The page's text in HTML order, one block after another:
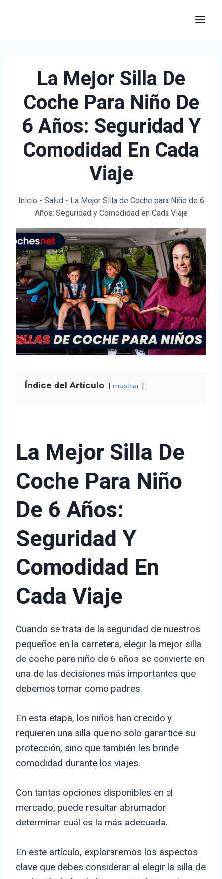
La Mejor Silla De
Coche Para Niño De
6 Años: Seguridad Y
Comodidad En Cada
Viaje
Inicio - Salud - La Mejor Silla de Coche para Niño de 6
Años: Seguridad y Comodidad en Cada Viaje
Índice del Artículo mostrar
La Mejor Silla De
Coche Para Niño
De 6 Años:
Seguridad Y
Comodidad En
Cada Viaje
Cuando se trata de la seguridad de nuestros
pequeños en la carretera, elegir la mejor silla
de coche para niño de 6 años se convierte en
una de las decisiones más importantes que
debemos tomar como padres.
En esta etapa, los niños han crecido y
requieren una silla que no solo garantice su
protección, sino que también les brinde
comodidad durante los viajes.
Con tantas opciones disponibles en el
mercado, puede resultar abrumador
determinar cuál es la más adecuada.
En este artículo, exploraremos los aspectos
clave que debes considerar al elegir la silla de